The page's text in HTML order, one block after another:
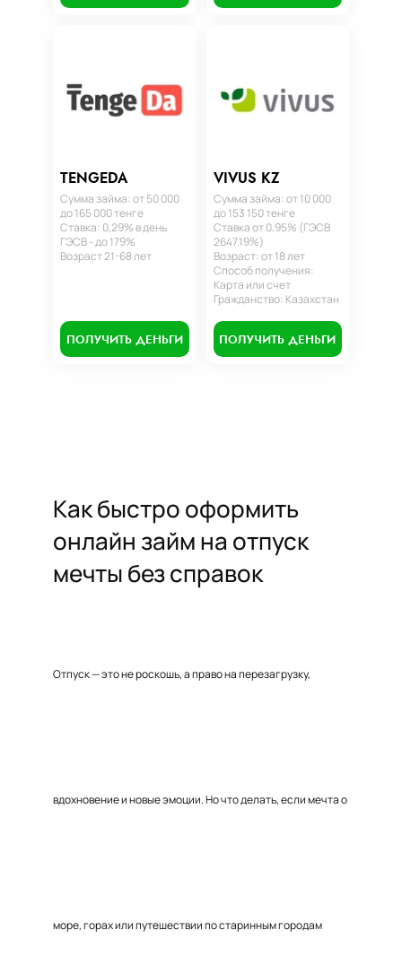
TENGEDA
Сумма займа: от 50 000
до 165 000 тенге
Ставка: 0,29% в день
ГЭСВ - до 179%
Возраст 21-68 лет
ПОЛУЧИТЬ ДЕНЬГИ
VIVUS KZ
Сумма займа: от 10 000
до 153 150 тенге
Ставка от 0,95% (ГЭСВ
2647.19%)
Возраст: от 18 лет
Способ получения:
Карта или счет
Гражданство: Казахстан
ПОЛУЧИТЬ ДЕНЬГИ
Как быстро оформить
онлайн займ на отпуск
мечты без справок
Отпуск — это не роскошь, а право на перезагрузку,
вдохновение и новые эмоции. Но что делать, если мечта о
море, горах или путешествии по старинным городам